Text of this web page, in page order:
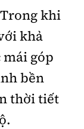
khi
khả
góp
bền
thời tiết